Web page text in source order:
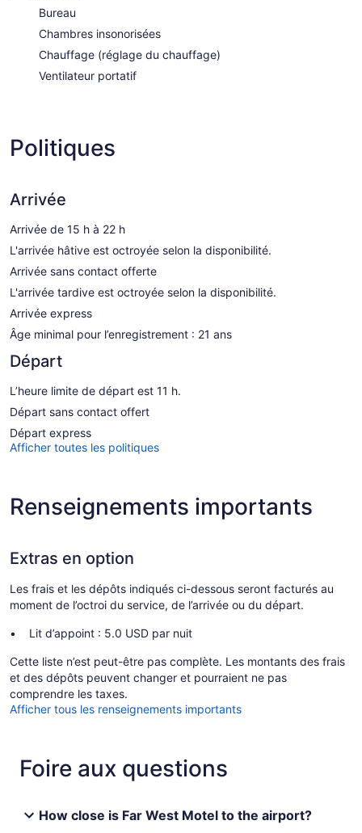
Bureau
Chambres insonorisées
Chauffage (réglage du chauffage)
Ventilateur portatif
Politiques
Arrivée
Arrivée de 15 h à 22 h
L'arrivée hâtive est octroyée selon la disponibilité.
Arrivée sans contact offerte
L'arrivée tardive est octroyée selon la disponibilité.
Arrivée express
Âge minimal pour l’enregistrement : 21 ans
Départ
L’heure limite de départ est 11 h.
Départ sans contact offert
Départ express
Afficher toutes les politiques
Renseignements importants
Extras en option
Les frais et les dépôts indiqués ci-dessous seront facturés au
moment de l’octroi du service, de l’arrivée ou du départ.
Lit d’appoint : 5.0 USD par nuit
Cette liste n’est peut-être pas complète. Les montants des frais
et des dépôts peuvent changer et pourraient ne pas
comprendre les taxes.
Afficher tous les renseignements importants
Foire aux questions
How close is Far West Motel to the airport?